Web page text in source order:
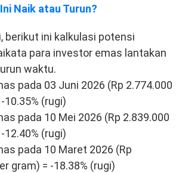
Naik atau Turun?
berikut ini kalkulasi potensi
para investor emas lantakan
waktu.
pada 03 Juni 2026 (Rp 2.774.000
10.35% (rugi)
pada 10 Mei 2026 (Rp 2.839.000
12.40% (rugi)
pada 10 Maret 2026 (Rp
gram) = -18.38% (rugi)